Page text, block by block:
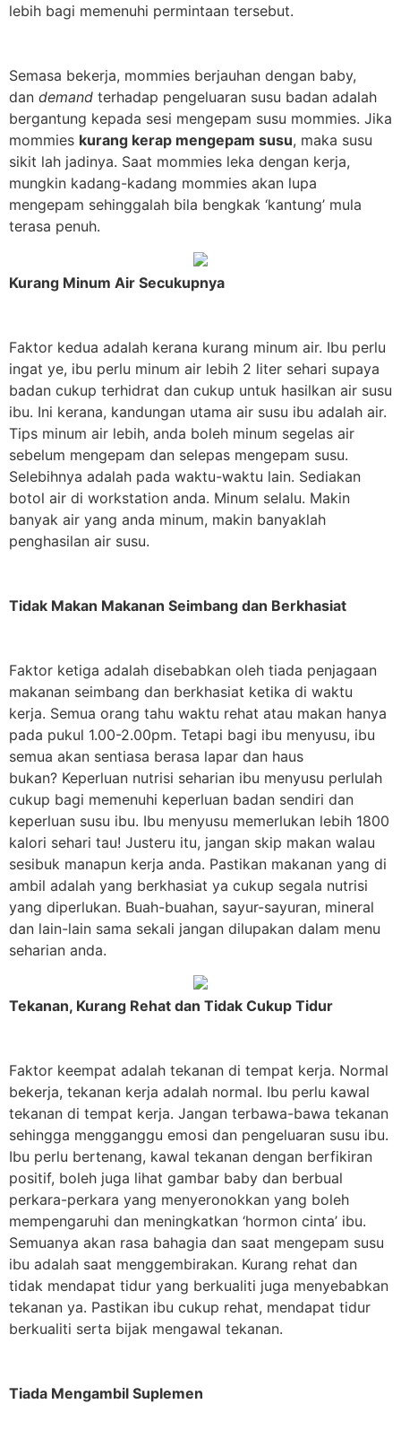
lebih bagi memenuhi permintaan tersebut.
Semasa bekerja, mommies berjauhan dengan baby,
dan demand terhadap pengeluaran susu badan adalah
bergantung kepada sesi mengepam susu mommies. Jika
mommies kurang kerap mengepam susu, maka susu
sikit lah jadinya. Saat mommies leka dengan kerja,
mungkin kadang-kadang mommies akan lupa
mengepam sehinggalah bila bengkak ‘kantung’ mula
terasa penuh.
Kurang Minum Air Secukupnya
Faktor kedua adalah kerana kurang minum air. Ibu perlu
ingat ye, ibu perlu minum air lebih 2 liter sehari supaya
badan cukup terhidrat dan cukup untuk hasilkan air susu
ibu. Ini kerana, kandungan utama air susu ibu adalah air.
Tips minum air lebih, anda boleh minum segelas air
sebelum mengepam dan selepas mengepam susu.
Selebihnya adalah pada waktu-waktu lain. Sediakan
botol air di workstation anda. Minum selalu. Makin
banyak air yang anda minum, makin banyaklah
penghasilan air susu.
Tidak Makan Makanan Seimbang dan Berkhasiat
Faktor ketiga adalah disebabkan oleh tiada penjagaan
makanan seimbang dan berkhasiat ketika di waktu
kerja. Semua orang tahu waktu rehat atau makan hanya
pada pukul 1.00-2.00pm. Tetapi bagi ibu menyusu, ibu
semua akan sentiasa berasa lapar dan haus
bukan? Keperluan nutrisi seharian ibu menyusu perlulah
cukup bagi memenuhi keperluan badan sendiri dan
keperluan susu ibu. Ibu menyusu memerlukan lebih 1800
kalori sehari tau! Justeru itu, jangan skip makan walau
sesibuk manapun kerja anda. Pastikan makanan yang di
ambil adalah yang berkhasiat ya cukup segala nutrisi
yang diperlukan. Buah-buahan, sayur-sayuran, mineral
dan lain-lain sama sekali jangan dilupakan dalam menu
seharian anda.
Tekanan, Kurang Rehat dan Tidak Cukup Tidur
Faktor keempat adalah tekanan di tempat kerja. Normal
bekerja, tekanan kerja adalah normal. Ibu perlu kawal
tekanan di tempat kerja. Jangan terbawa-bawa tekanan
sehingga mengganggu emosi dan pengeluaran susu ibu.
Ibu perlu bertenang, kawal tekanan dengan berfikiran
positif, boleh juga lihat gambar baby dan berbual
perkara-perkara yang menyeronokkan yang boleh
mempengaruhi dan meningkatkan ‘hormon cinta’ ibu.
Semuanya akan rasa bahagia dan saat mengepam susu
ibu adalah saat menggembirakan. Kurang rehat dan
tidak mendapat tidur yang berkualiti juga menyebabkan
tekanan ya. Pastikan ibu cukup rehat, mendapat tidur
berkualiti serta bijak mengawal tekanan.
Tiada Mengambil Suplemen